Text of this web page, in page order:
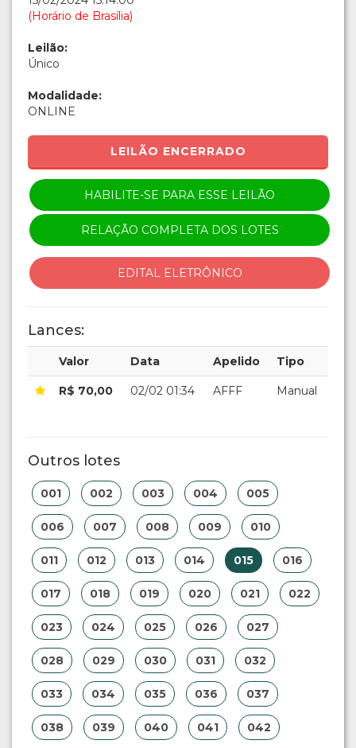
(Horário de Brasília)
Leilão:
Único
Modalidade:
ONLINE
LEILÃO ENCERRADO
HABILITE-SE PARA ESSE LEILÃO
RELAÇÃO COMPLETA DOS LOTES
EDITAL ELETRÔNICO
Lances:
Valor Data Apelido Tipo
R$ 70,00 02/02 01:34 AFFF Manual
Outros lotes
001 002 003 004 005
006 007 008 009 010
011 012 013 014 015 016
017 018 019 020 021 022
023 024 025 026 027
028 029 030 031 032
033 034 035 036 037
038 039 040 041 042